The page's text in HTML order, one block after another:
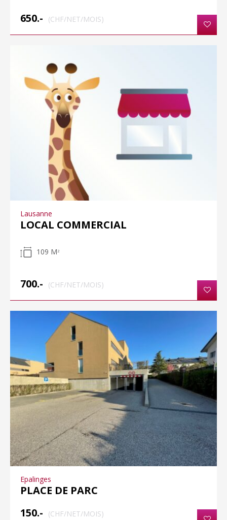
650.- (CHF/NET/MOIS)
Lausanne
LOCAL COMMERCIAL
109 M 2
700.- (CHF/NET/MOIS)
Epalinges
PLACE DE PARC
150.-
(CHF/NET/MOIS)